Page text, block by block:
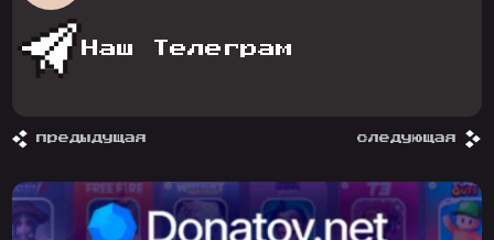
Наш Телеграм
предыдущая следующая